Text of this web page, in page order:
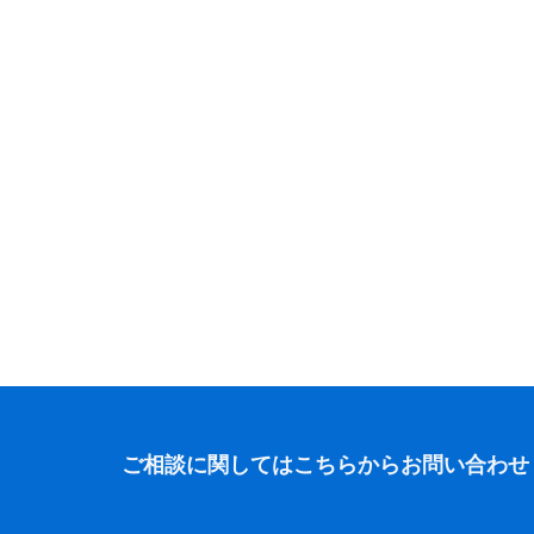
ご相談に関してはこちらからお問い合わ